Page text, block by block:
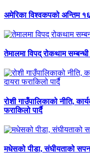
अमेरिका विश्वकपको अन्तिम
तेमालमा विपद् रोकथाम
रोशी गाउँपालिकाको नीति,
फराकिलो पार्दै
मधेसको पीडा, संघीयताको